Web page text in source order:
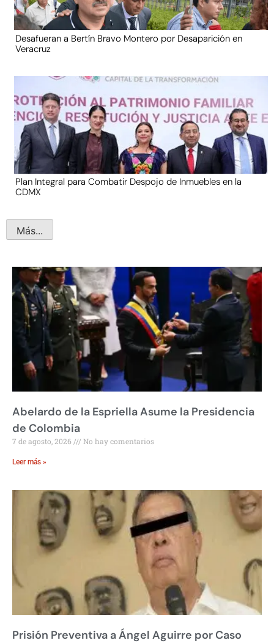
Desafueran a Bertín Bravo Montero por Desaparición en
Veracruz
Plan Integral para Combatir Despojo de Inmuebles en la
CDMX
Más...
Abelardo de la Espriella Asume la Presidencia
de Colombia
7 de agosto, 2026 No hay comentarios
Leer más »
Prisión Preventiva a Ángel Aguirre por Caso